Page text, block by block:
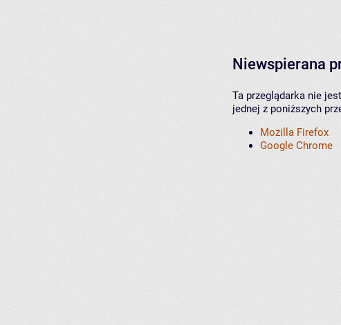
Niewspierana
Ta przeglądarka nie
jednej z poniższych
Mozilla Firefox
Google Chrome